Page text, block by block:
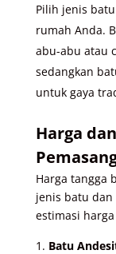
Pilih jenis
rumah Anda.
abu-abu atau
sedangkan
untuk gaya
Harga
Harga tangga
jenis batu
estimasi
Batu